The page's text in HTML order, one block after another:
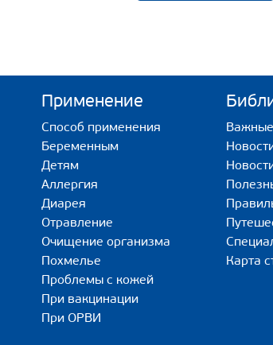
Применение
Способ применения
Беременным
Детям
Аллергия
Диарея
Отравление
Очищение организма
Похмелье
Проблемы с кожей
При вакцинации
При ОРВИ
Карта